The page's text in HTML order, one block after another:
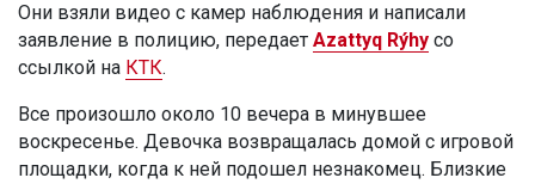
Они взяли видео с камер наблюдения и написали
заявление в полицию, передает Azattyq Rýhy со
ссылкой на КТК.
Все произошло около 10 вечера в минувшее
воскресенье. Девочка возвращалась домой с игровой
площадки, когда к ней подошел незнакомец. Близкие